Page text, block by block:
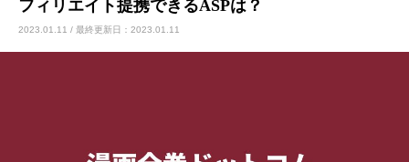
フィリエイト提携できるASPは？
2023.01.11 / 最終更新日：2023.01.11